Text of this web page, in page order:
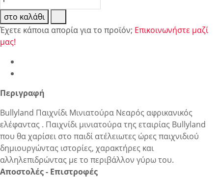
στο καλάθι
Έχετε κάποια απορία για το προϊόν; Επικοινωνήστε μαζί
μας!
Περιγραφή
Bullyland Παιχνίδι Μινιατούρα Νεαρός αφρικανικός
ελέφαντας . Παιχνίδι μινιατούρα της εταιρίας Bullyland
που θα χαρίσει στο παιδί ατέλειωτες ώρες παιχνιδιού
δημιουργώντας ιστορίες, χαρακτήρες και
αλληλεπιδρώντας με το περιβάλλον γύρω του.
Αποστολές - Επιστροφές